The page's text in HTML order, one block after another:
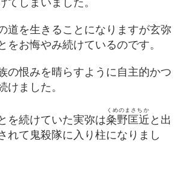
道を生きることになりますが玄弥
をお悔やみ続けているのです。
の恨みを晴らすように自主的かつ
けました。
を続けていた実弥は粂野匡近
くめのまさちか
と出
れて鬼殺隊に入り柱になりまし